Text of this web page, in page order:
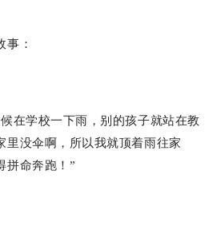
事：
在学校一下雨，别的孩子就站在教
里没伞啊，所以我就顶着雨往家
拼命奔跑！”